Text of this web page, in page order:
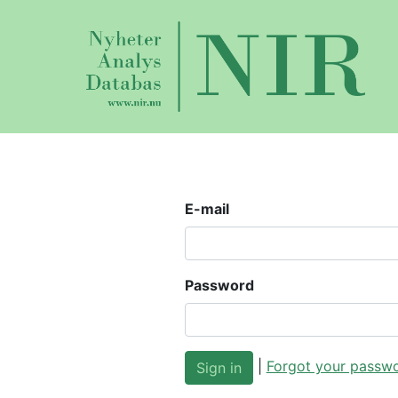
E-mail
Password
Forgot your